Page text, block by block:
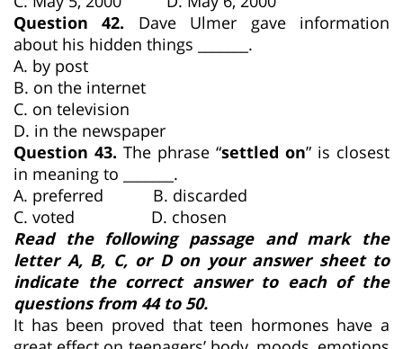
Question 42. Dave Ulmer gave information
about his hidden things _______.
A. by post
B. on the internet
C. on television
D. in the newspaper
Question 43. The phrase “settled on” is closest
in meaning to _______.
A. preferred B. discarded
C. voted D. chosen
Read the following passage and mark the
letter A, B, C, or D on your answer sheet to
indicate the correct answer to each of the
questions from 44 to 50.
It has been proved that teen hormones have a